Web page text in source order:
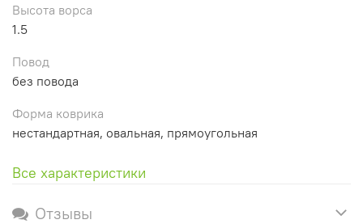
Высота ворса
1.5
Повод
без повода
Форма коврика
нестандартная, овальная, прямоугольная
Все характеристики
Отзывы